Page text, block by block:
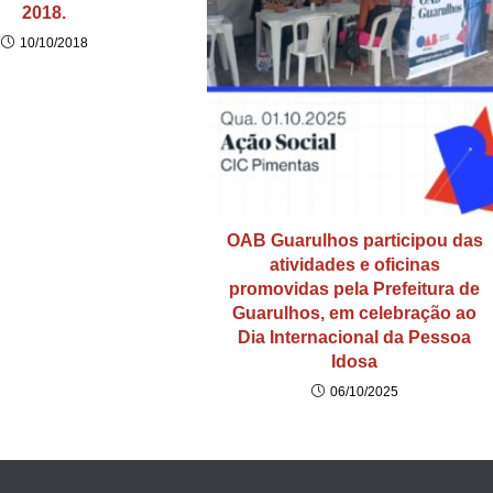
2018.
10/10/2018
OAB Guarulhos participou das
atividades e oficinas
promovidas pela Prefeitura de
Guarulhos, em celebração ao
Dia Internacional da Pessoa
Idosa
06/10/2025